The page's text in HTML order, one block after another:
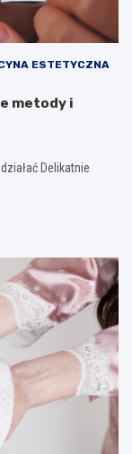
ESTETYCZNA
metody i
Delikatnie